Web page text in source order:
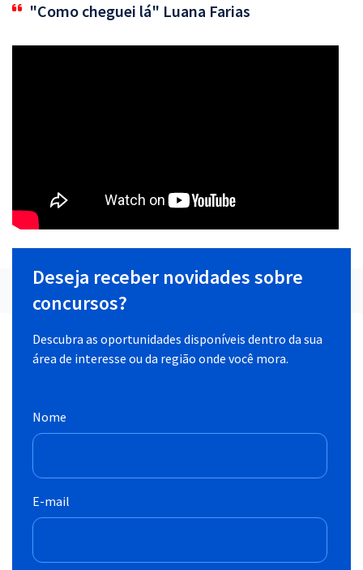
"Como cheguei lá" Luana Farias
Deseja receber novidades sobre
concursos?
Descubra as oportunidades disponíveis dentro da sua
área de interesse ou da região onde você mora.
Nome
E-mail